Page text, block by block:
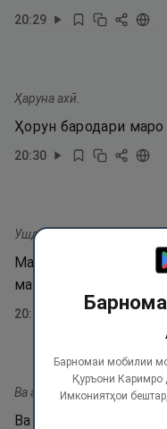
20:29
Ҳаруна ахӣ.
Ҳорун бародари маро
20:30
Ушдуд биҳи азрӣ.
Маҳкам (қавӣ) кун ба
маро.
20:
Ва ашрикҳу фи амрӣ.
Ва ӯро дар кори ман
Барномаи мобилии
Қуръони Каримро
Имкониятҳои